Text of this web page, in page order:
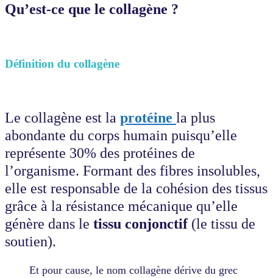
Qu’est-ce que le collagène ?
Définition du collagène
Le collagène est la protéine la plus
abondante du corps humain puisqu’elle
représente 30% des protéines de
l’organisme. Formant des fibres insolubles,
elle est responsable de la cohésion des tissus
grâce à la résistance mécanique qu’elle
génère dans le tissu conjonctif (le tissu de
soutien).
Et pour cause, le nom collagène dérive du grec